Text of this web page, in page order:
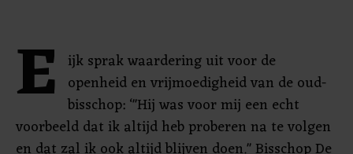
E ijk sprak waardering uit voor de
openheid en vrijmoedigheid van de oud-
bisschop: ‘"Hij was voor mij een echt
voorbeeld dat ik altijd heb proberen na te volgen